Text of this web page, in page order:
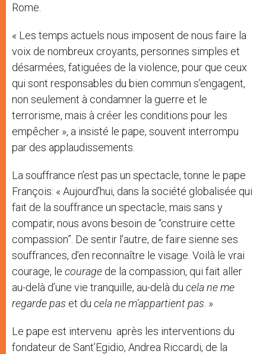
Rome.
« Les temps actuels nous imposent de nous faire la
voix de nombreux croyants, personnes simples et
désarmées, fatiguées de la violence, pour que ceux
qui sont responsables du bien commun s’engagent,
non seulement à condamner la guerre et le
terrorisme, mais à créer les conditions pour les
empêcher », a insisté le pape, souvent interrompu
par des applaudissements.
La souffrance n’est pas un spectacle, tonne le pape
François: « Aujourd’hui, dans la société globalisée qui
fait de la souffrance un spectacle, mais sans y
compatir, nous avons besoin de “construire cette
compassion”. De sentir l’autre, de faire sienne ses
souffrances, d’en reconnaître le visage. Voilà le vrai
courage, le courage de la compassion, qui fait aller
au-delà d’une vie tranquille, au-delà du cela ne me
regarde pas et du cela ne m’appartient pas . »
Le pape est intervenu après les interventions du
fondateur de Sant’Egidio, Andrea Riccardi, de la